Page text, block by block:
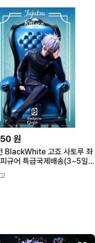
원
BlackWhite 고죠 사토루 좌
배송(3~5일소